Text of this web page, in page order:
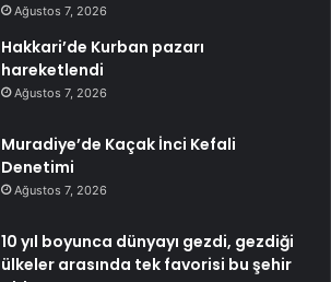
Ağustos 7, 2026
Hakkari’de Kurban pazarı
hareketlendi
Ağustos 7, 2026
Muradiye’de Kaçak İnci Kefali
Denetimi
Ağustos 7, 2026
10 yıl boyunca dünyayı gezdi, gezdiği
ülkeler arasında tek favorisi bu şehir